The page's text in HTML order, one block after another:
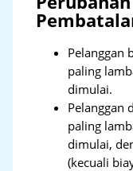
Pelanggan
paling
dimulai.
Pelanggan
paling
dimulai,
(kecuali